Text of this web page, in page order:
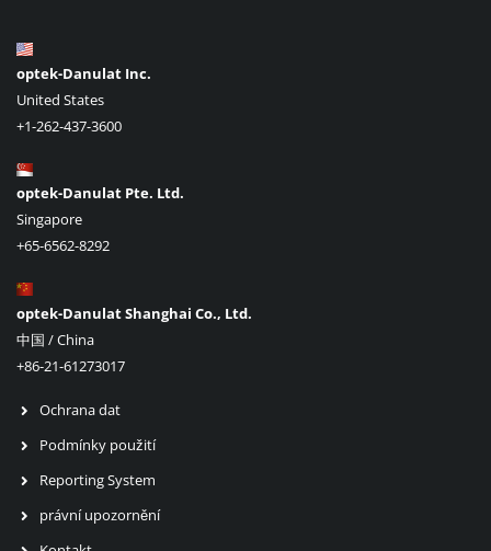
optek-Danulat Inc.
United States
+1-262-437-3600
optek-Danulat Pte. Ltd.
Singapore
+65-6562-8292
optek-Danulat Shanghai Co., Ltd.
中国 / China
+86-21-61273017
Ochrana dat
Podmínky použití
Reporting System
právní upozornění